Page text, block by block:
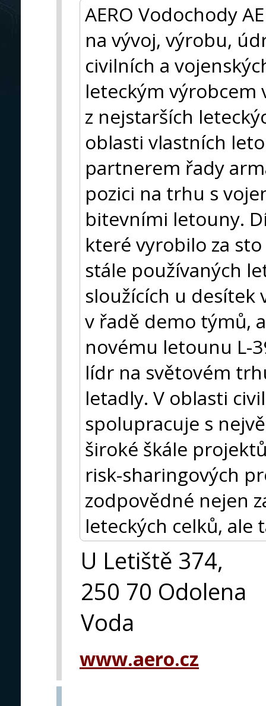
AERO Vodochody
na vývoj, výrobu,
civilních a
leteckým výrobcem
z nejstarších
oblasti vlastních
partnerem řady
pozici na trhu s
bitevními letouny.
které vyrobilo za
stále používaných
sloužících u desítek
v řadě demo týmů,
novému letounu L-
lídr na světovém
letadly. V oblasti
spolupracuje s
široké škále
risk-sharingových
zodpovědné nejen
leteckých celků, ale
U Letiště 374,
250 70 Odolena
Voda
www.aero.cz